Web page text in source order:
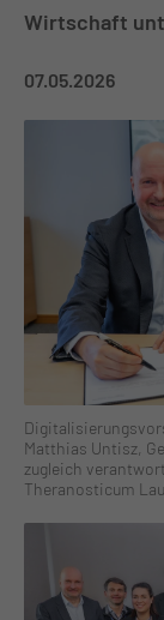
Wirtschaft
07.05.2026
Matthias Untisz,
zugleich
Theranosticum